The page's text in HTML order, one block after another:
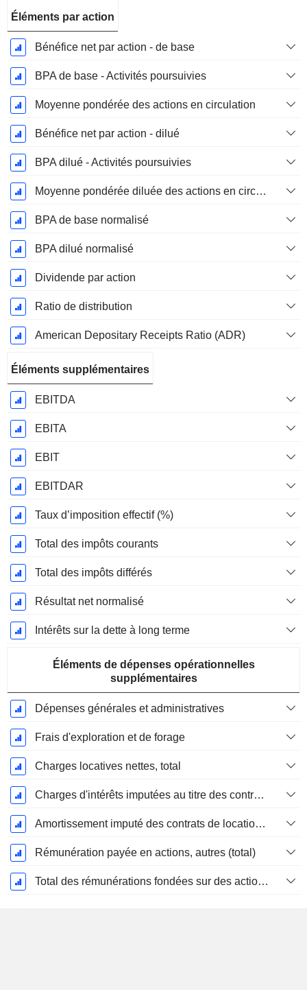
Éléments par action
Bénéfice net par action - de base
BPA de base - Activités poursuivies
Moyenne pondérée des actions en circulation
Bénéfice net par action - dilué
BPA dilué - Activités poursuivies
Moyenne pondérée diluée des actions en circulation
BPA de base normalisé
BPA dilué normalisé
Dividende par action
Ratio de distribution
American Depositary Receipts Ratio (ADR)
Éléments supplémentaires
EBITDA
EBITA
EBIT
EBITDAR
Taux d’imposition effectif (%)
Total des impôts courants
Total des impôts différés
Résultat net normalisé
Intérêts sur la dette à long terme
Éléments de dépenses opérationnelles
supplémentaires
Dépenses générales et administratives
Frais d'exploration et de forage
Charges locatives nettes, total
Charges d'intérêts imputées au titre des contrats de location
Amortissement imputé des contrats de location simple
Rémunération payée en actions, autres (total)
Total des rémunérations fondées sur des actions